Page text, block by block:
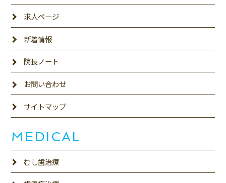
求人ページ
新着情報
院長ノート
お問い合わせ
サイトマップ
MEDICAL
むし歯治療